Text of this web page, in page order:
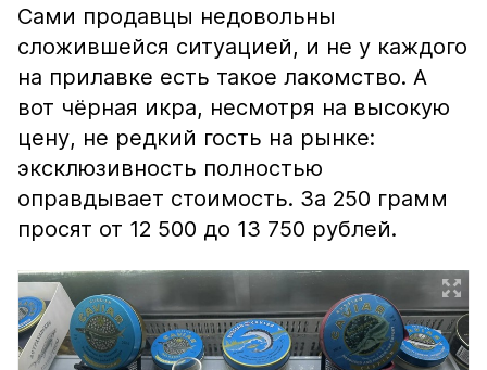
Сами продавцы недовольны
сложившейся ситуацией, и не у каждого
на прилавке есть такое лакомство. А
вот чёрная икра, несмотря на высокую
цену, не редкий гость на рынке:
эксклюзивность полностью
оправдывает стоимость. За 250 грамм
просят от 12 500 до 13 750 рублей.